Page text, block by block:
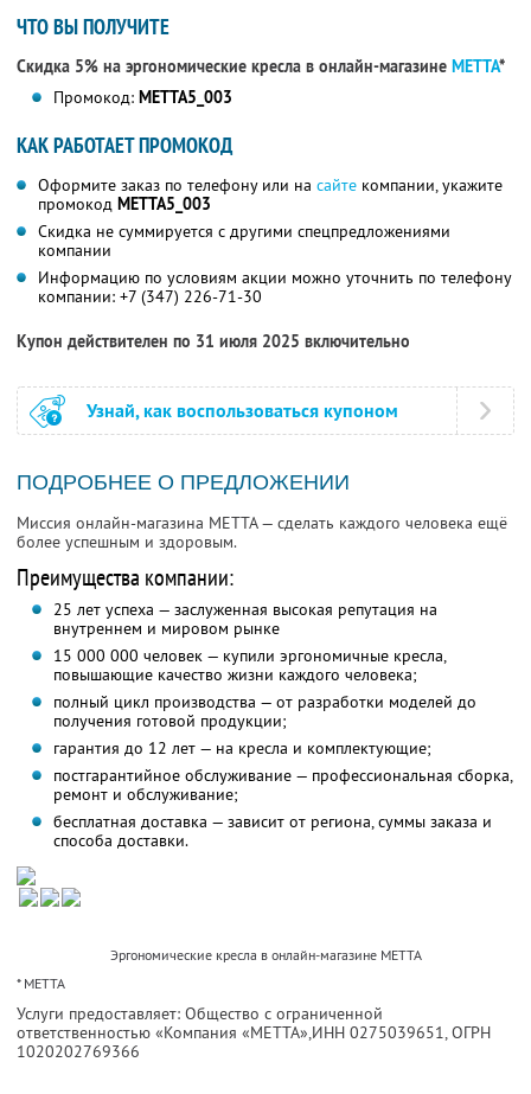
ЧТО ВЫ ПОЛУЧИТЕ
Скидка 5% на эргономические кресла в онлайн-магазине METTA*
Промокод: METTA5_003
КАК РАБОТАЕТ ПРОМОКОД
Оформите заказ по телефону или на сайте компании, укажите
промокод METTA5_003
Скидка не суммируется с другими спецпредложениями
компании
Информацию по условиям акции можно уточнить по телефону
компании: +7 (347) 226-71-30
Купон действителен по 31 июля 2025 включительно
Узнай, как воспользоваться купоном
ПОДРОБНЕЕ О ПРЕДЛОЖЕНИИ
Миссия онлайн-магазина METTA — сделать каждого человека ещё
более успешным и здоровым.
Преимущества компании:
25 лет успеха — заслуженная высокая репутация на
внутреннем и мировом рынке
15 000 000 человек — купили эргономичные кресла,
повышающие качество жизни каждого человека;
полный цикл производства — от разработки моделей до
получения готовой продукции;
гарантия до 12 лет — на кресла и комплектующие;
постгарантийное обслуживание — профессиональная сборка,
ремонт и обслуживание;
бесплатная доставка — зависит от региона, суммы заказа и
способа доставки.
Эргономические кресла в онлайн-магазине METTA
* МЕТТА
Услуги предоставляет: Общество с ограниченной
ответственностью «Компания «МЕТТА»,ИНН 0275039651, ОГРН
1020202769366